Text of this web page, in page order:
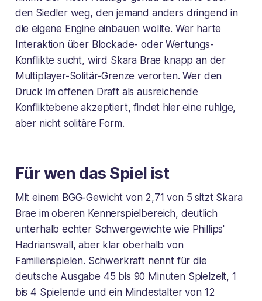
den Siedler weg, den jemand anders dringend in
die eigene Engine einbauen wollte. Wer harte
Interaktion über Blockade- oder Wertungs-
Konflikte sucht, wird Skara Brae knapp an der
Multiplayer-Solitär-Grenze verorten. Wer den
Druck im offenen Draft als ausreichende
Konfliktebene akzeptiert, findet hier eine ruhige,
aber nicht solitäre Form.
Für wen das Spiel ist
Mit einem BGG-Gewicht von 2,71 von 5 sitzt Skara
Brae im oberen Kennerspielbereich, deutlich
unterhalb echter Schwergewichte wie Phillips'
Hadrianswall, aber klar oberhalb von
Familienspielen. Schwerkraft nennt für die
deutsche Ausgabe 45 bis 90 Minuten Spielzeit, 1
bis 4 Spielende und ein Mindestalter von 12